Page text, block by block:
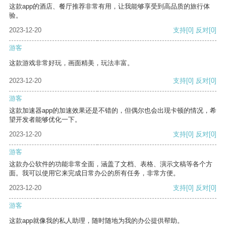
这款app的酒店、餐厅推荐非常有用，让我能够享受到高品质的旅行体
验。
2023-12-20
支持[0] 反对[0]
游客
这款游戏非常好玩，画面精美，玩法丰富。
2023-12-20 支持[0] 反对[0]
游客
这款加速器app的加速效果还是不错的，但偶尔也会出现卡顿的情况，希
望开发者能够优化一下。
2023-12-20
支持[0] 反对[0]
游客
这款办公软件的功能非常全面，涵盖了文档、表格、演示文稿等各个方
面。我可以使用它来完成日常办公的所有任务，非常方便。
2023-12-20
支持[0] 反对[0]
游客
这款app就像我的私人助理，随时随地为我的办公提供帮助。